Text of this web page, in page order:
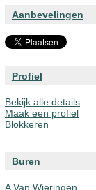
Aanbevelingen
Profiel
Bekijk alle details
Maak een profiel
Blokkeren
Buren
A Van Wieringen